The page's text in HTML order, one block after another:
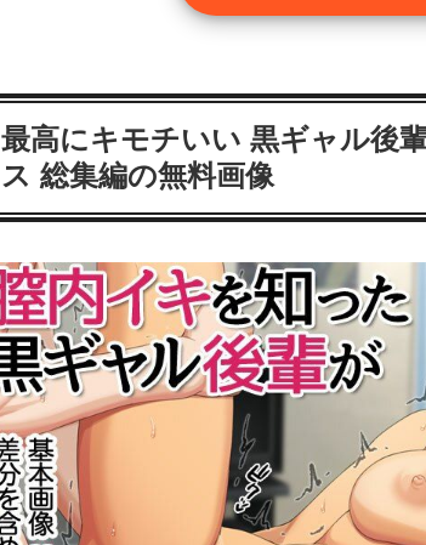
最高にキモチいい 黒ギャル後
ス 総集編の無料画像